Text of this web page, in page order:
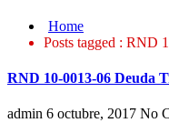
Home
Posts tagged : RND
RND 10-0013-06 Deuda
admin 6 octubre, 2017 No